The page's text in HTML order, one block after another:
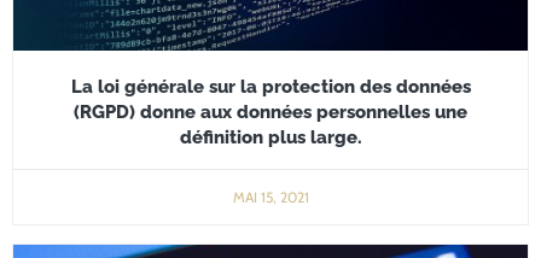
La loi générale sur la protection des données
(RGPD) donne aux données personnelles une
définition plus large.
MAI 15, 2021